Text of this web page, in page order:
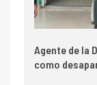
Agente de la
como